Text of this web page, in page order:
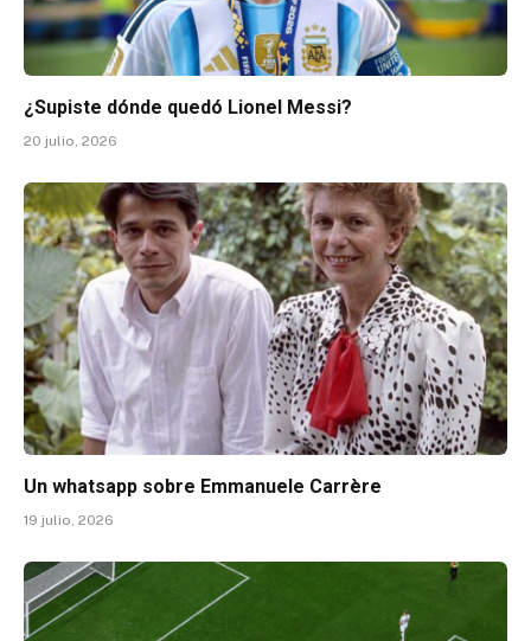
¿Supiste dónde quedó Lionel Messi?
20 julio, 2026
Un whatsapp sobre Emmanuele Carrère
19 julio, 2026